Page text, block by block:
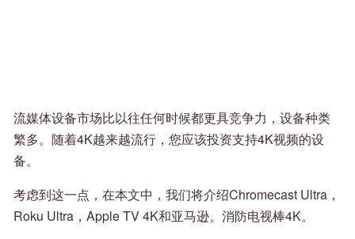
流媒体设备市场比以往任何时候都更具竞争力，设备种类
繁多。随着4K越来越流行，您应该投资支持4K视频的设
备。
考虑到这一点，在本文中，我们将介绍Chromecast Ultra，
Roku Ultra，Apple TV 4K和亚马逊。消防电视棒4K。